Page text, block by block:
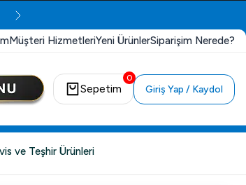
Müşteri HizmetleriYeni ÜrünlerSiparişim Nerede?
0
Sepetim Giriş Yap / Kaydol
ve Teşhir Ürünleri